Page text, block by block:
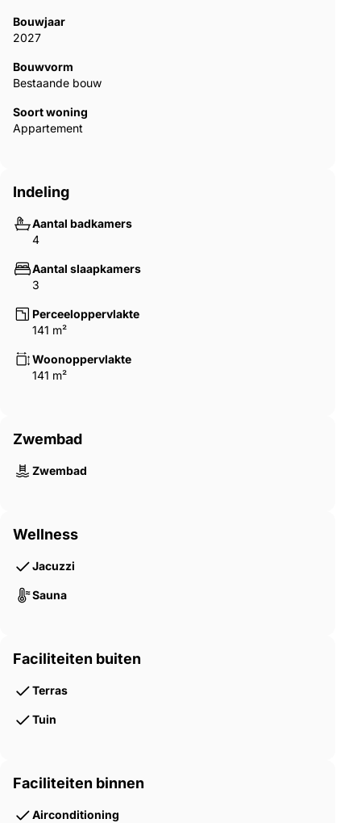
Bouwjaar
2027
Bouwvorm
Bestaande bouw
Soort woning
Appartement
Indeling
Aantal badkamers
4
Aantal slaapkamers
3
Perceeloppervlakte
141 m²
Woonoppervlakte
141 m²
Zwembad
Zwembad
Wellness
Jacuzzi
Sauna
Faciliteiten buiten
Terras
Tuin
Faciliteiten binnen
Airconditioning